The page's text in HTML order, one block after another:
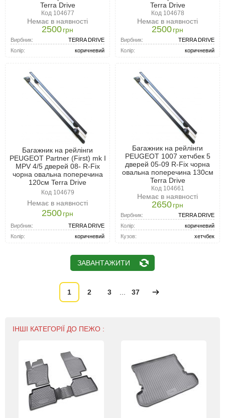
Terra Drive
Код 104677
Немає в наявності
2500грн
Вирбник:
TERRA DRIVE
Колір:
коричневий
Terra Drive
Код 104678
Немає в наявності
2500грн
Вирбник:
TERRA DRIVE
Колір:
коричневий
Багажник на рейлінги
PEUGEOT Partner (First) mk I
MPV 4/5 дверей 08- R-Fix
чорна овальна поперечина
120см Terra Drive
Код 104679
Немає в наявності
2500грн
Вирбник:
TERRA DRIVE
Колір:
коричневий
Багажник на рейлінги
PEUGEOT 1007 хетчбек 5
дверей 05-09 R-Fix чорна
овальна поперечина 130см
Terra Drive
Код 104661
Немає в наявності
2650грн
Вирбник:
TERRA DRIVE
Колір:
коричневий
Кузов:
хетчбек
ЗАВАНТАЖИТИ
1 2 3 37
ІНШІ КАТЕГОРІЇ ДО ПЕЖО :